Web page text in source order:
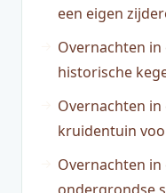
een eigen
Overnachten in
historische
Overnachten in
kruidentuin
Overnachten in